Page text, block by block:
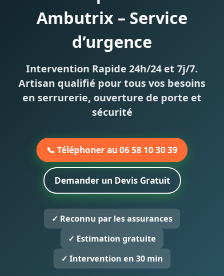
Ambutrix – Service
d’urgence
Intervention Rapide 24h/24 et 7j/7.
Artisan qualifié pour tous vos besoins
en serrurerie, ouverture de porte et
sécurité
📞 Téléphoner au 06 58 10 30 39
Demander un Devis Gratuit
✓ Reconnu par les assurances
✓ Estimation gratuite
✓ Intervention en 30 min